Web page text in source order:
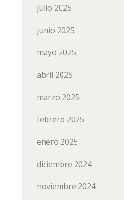
julio 2025
junio 2025
mayo 2025
abril 2025
marzo 2025
febrero 2025
enero 2025
diciembre 2024
noviembre 2024